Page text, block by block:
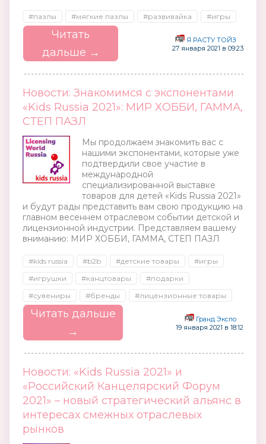
#пазлы #мягкие пазлы #развивайка #игры
Читать
дальше →
Я РАСТУ ТОЙЗ
27 января 2021 в 09:23
Новости: Знакомимся с экспонентами
«Kids Russia 2021»: МИР ХОББИ, ГАММА,
СТЕП ПАЗЛ
Мы продолжаем знакомить вас с
нашими экспонентами, которые уже
подтвердили свое участие в
международной
специализированной выставке
товаров для детей «Kids Russia 2021»
и будут рады представить вам свою продукцию на
главном весеннем отраслевом событии детской и
лицензионной индустрии. Представляем вашему
вниманию: МИР ХОББИ, ГАММА, СТЕП ПАЗЛ
#kids russia #b2b #детские товары
#игры
#игрушки
#канцтовары
#подарки
#сувениры
#бренды #лицензионные товары
Читать дальше
→
Гранд Экспо
19 января 2021 в 18:12
Новости: «Kids Russia 2021» и
«Российский Канцелярский Форум
2021» – новый стратегический альянс в
интересах смежных отраслевых
рынков